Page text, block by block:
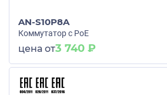
AN-S10P8A
Коммутатор с PoE
цена от3 740 ₽